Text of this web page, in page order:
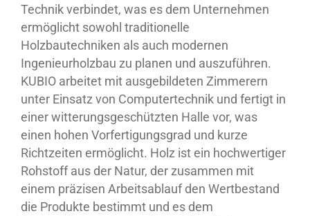
Technik verbindet, was es dem Unternehmen
ermöglicht sowohl traditionelle
Holzbautechniken als auch modernen
Ingenieurholzbau zu planen und auszuführen.
KUBIO arbeitet mit ausgebildeten Zimmerern
unter Einsatz von Computertechnik und fertigt in
einer witterungsgeschützten Halle vor, was
einen hohen Vorfertigungsgrad und kurze
Richtzeiten ermöglicht. Holz ist ein hochwertiger
Rohstoff aus der Natur, der zusammen mit
einem präzisen Arbeitsablauf den Wertbestand
die Produkte bestimmt und es dem